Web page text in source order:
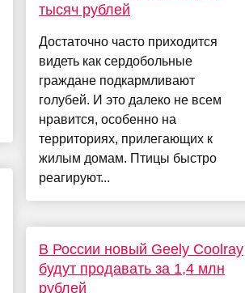
тысяч рублей
Достаточно часто приходится
видеть как сердобольные
граждане подкармливают
голубей. И это далеко не всем
нравится, особенно на
территориях, прилегающих к
жилым домам. Птицы быстро
реагируют...
В России новый Geely Coolray
будут продавать за 1,4 млн
рублей